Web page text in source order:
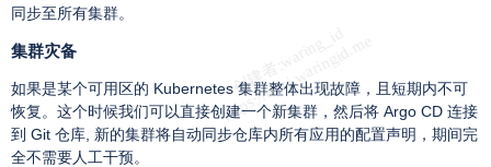
同步至所有集群。
集群灾备
如果是某个可用区的 Kubernetes 集群整体出现故障，且短期内不可
恢复。这个时候我们可以直接创建一个新集群，然后将 Argo CD 连接
到 Git 仓库, 新的集群将自动同步仓库内所有应用的配置声明，期间完
全不需要人工干预。